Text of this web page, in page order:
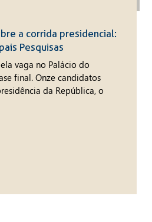
a corrida presidencial:
Pesquisas
vaga no Palácio do
final. Onze candidatos
da República, o